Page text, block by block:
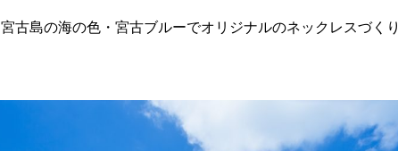
宮古島の海の色・宮古ブルーでオリジナルのネックレスづくり